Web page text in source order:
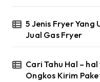
5 Jenis Fryer
Jual Gas Fryer
Cari Tahu Hal –
Ongkos Kirim